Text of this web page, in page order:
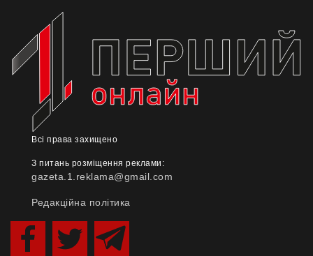
Всі права захищено
З питань розміщення реклами:
gazeta.1.reklama@gmail.com
Редакційна політика